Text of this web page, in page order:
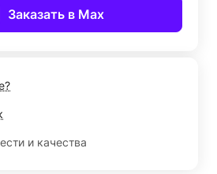
Заказать в Max
и качества